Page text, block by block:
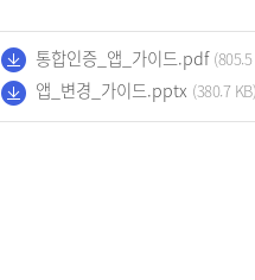
통합인증_앱_가이드.pdf
앱_변경_가이드.pptx (380.7 KB)